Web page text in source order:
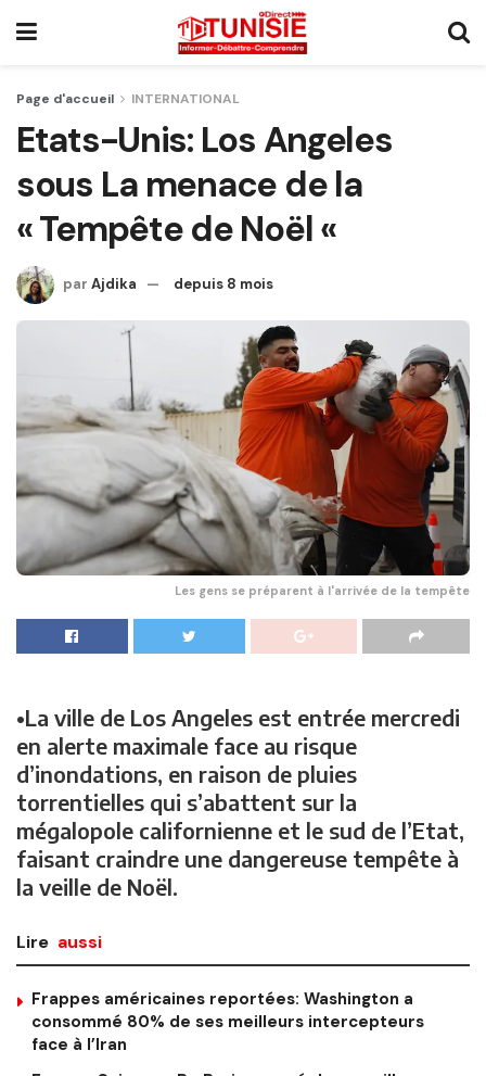
Page d'accueil INTERNATIONAL
Etats-Unis: Los Angeles
sous La menace de la
« Tempête de Noël «
par Ajdika depuis 8 mois
Les gens se préparent à l'arrivée de la tempête
•La ville de Los Angeles est entrée mercredi
en alerte maximale face au risque
d’inondations, en raison de pluies
torrentielles qui s’abattent sur la
mégalopole californienne et le sud de l’Etat,
faisant craindre une dangereuse tempête à
la veille de Noël.
Lire aussi
Frappes américaines reportées: Washington a
consommé 80% de ses meilleurs intercepteurs
face à l’Iran